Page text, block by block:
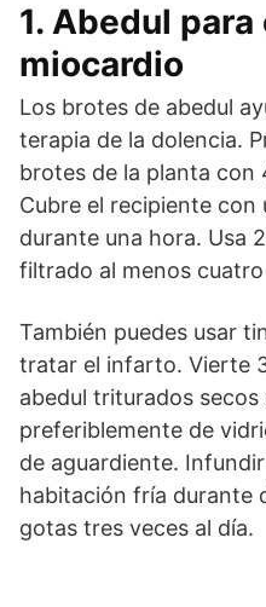
1. Abedul
miocardio
Los brotes de abedul
terapia de la dolencia.
brotes de la planta con
Cubre el recipiente con
durante una hora. Usa
filtrado al menos cuatro
También puedes usar
tratar el infarto. Vierte
abedul triturados secos
preferiblemente de
de aguardiente.
habitación fría durante
gotas tres veces al día.